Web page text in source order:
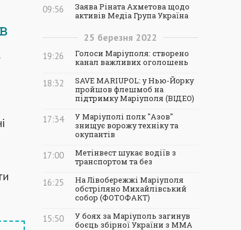
09:56
Заява Ріната Ахметова щодо
активів Медіа Група Україна
25 березня 2022
19:26
Голоси Маріуполя: створено
канал важливих оголошень
18:32
SAVE MARIUPOL: у Нью-Йорку
пройшов флешмоб на
підтримку Маріуполя (ВІДЕО)
17:34
У Маріуполі полк "Азов"
знищує ворожу техніку та
окупантів
17:00
Метінвест шукає водіїв з
транспортом та без
16:25
На Лівобережжі Маріуполя
обстріляно Михайлівський
собор (ФОТОФАКТ)
15:50
У боях за Маріуполь загинув
боєць збірної України з ММА